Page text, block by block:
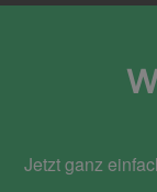
Jetzt ganz